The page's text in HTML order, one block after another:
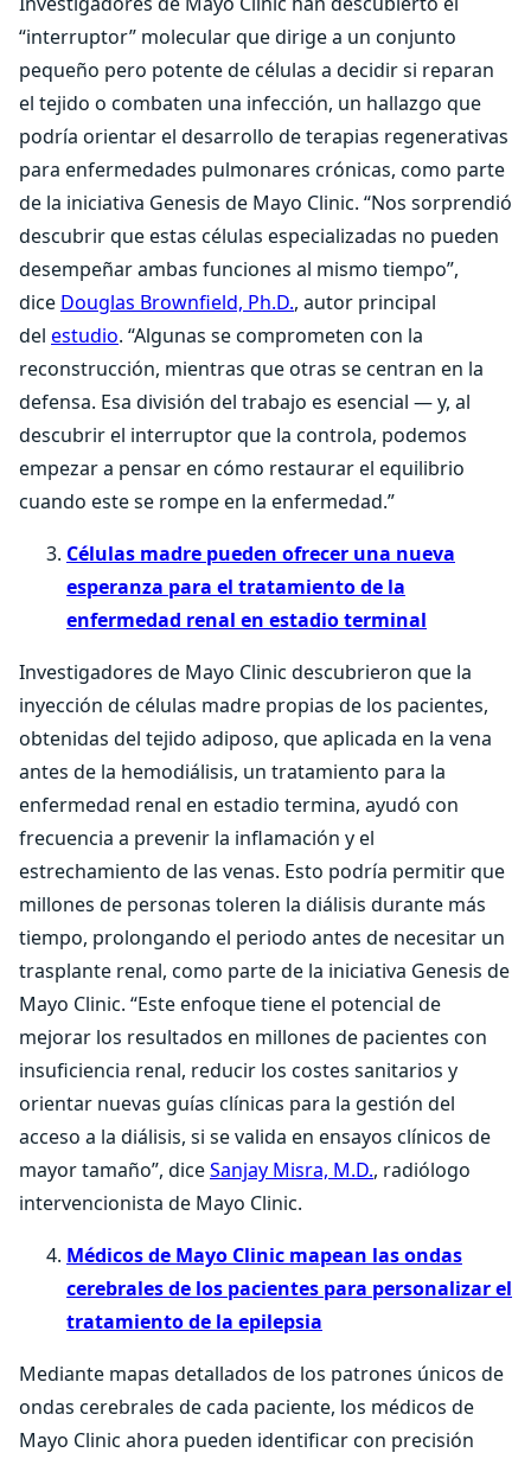
“interruptor” molecular que dirige a un conjunto
pequeño pero potente de células a decidir si reparan
el tejido o combaten una infección, un hallazgo que
podría orientar el desarrollo de terapias regenerativas
para enfermedades pulmonares crónicas, como parte
de la iniciativa Genesis de Mayo Clinic. “Nos sorprendió
descubrir que estas células especializadas no pueden
desempeñar ambas funciones al mismo tiempo”,
dice Douglas Brownfield, Ph.D., autor principal
del estudio. “Algunas se comprometen con la
reconstrucción, mientras que otras se centran en la
defensa. Esa división del trabajo es esencial — y, al
descubrir el interruptor que la controla, podemos
empezar a pensar en cómo restaurar el equilibrio
cuando este se rompe en la enfermedad.”
Células madre pueden ofrecer una nueva
esperanza para el tratamiento de la
enfermedad renal en estadio terminal
Investigadores de Mayo Clinic descubrieron que la
inyección de células madre propias de los pacientes,
obtenidas del tejido adiposo, que aplicada en la vena
antes de la hemodiálisis, un tratamiento para la
enfermedad renal en estadio termina, ayudó con
frecuencia a prevenir la inflamación y el
estrechamiento de las venas. Esto podría permitir que
millones de personas toleren la diálisis durante más
tiempo, prolongando el periodo antes de necesitar un
trasplante renal, como parte de la iniciativa Genesis de
Mayo Clinic. “Este enfoque tiene el potencial de
mejorar los resultados en millones de pacientes con
insuficiencia renal, reducir los costes sanitarios y
orientar nuevas guías clínicas para la gestión del
acceso a la diálisis, si se valida en ensayos clínicos de
mayor tamaño”, diceSanjay Misra, M.D., radiólogo
intervencionista de Mayo Clinic.
Médicos de Mayo Clinic mapean las ondas
cerebrales de los pacientes para personalizar el
tratamiento de la epilepsia
Mediante mapas detallados de los patrones únicos de
ondas cerebrales de cada paciente, los médicos de
Mayo Clinic ahora pueden identificar con precisión